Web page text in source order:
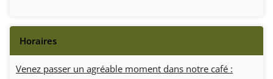
Venez passer un agréable moment dans notre café :